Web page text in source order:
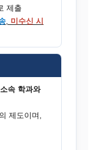
제출
, 미수신 시
속 학과와
제도이며,